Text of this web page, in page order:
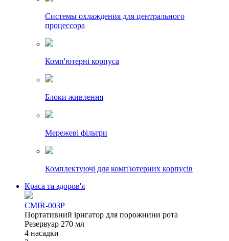
Системы охлаждения для центрального
процессора
Комп'ютерні корпуса
Блоки живлення
Мережеві фільтри
Комплектуючі для комп'ютерних корпусів
Краса та здоров'я
CMIR-003P
Портативний іригатор для порожнини рота
Резервуар 270 мл
4 насадки